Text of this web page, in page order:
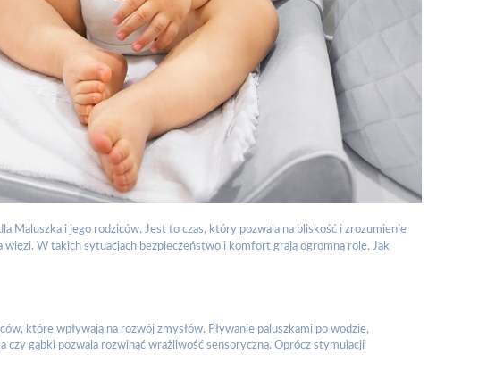
Maluszka i jego rodziców. Jest to czas, który pozwala na bliskość i zrozumienie
W takich sytuacjach bezpieczeństwo i komfort grają ogromną rolę. Jak
które wpływają na rozwój zmysłów. Pływanie paluszkami po wodzie,
gąbki pozwala rozwinąć wrażliwość sensoryczną. Oprócz stymulacji